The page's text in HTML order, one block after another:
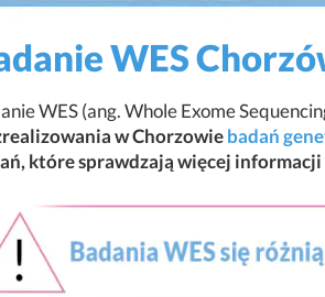
WES
WES (ang. Whole Exome
w Chorzowiebadań
które sprawdzają więcej